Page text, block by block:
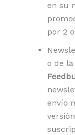
en su
por 2
o de
envío